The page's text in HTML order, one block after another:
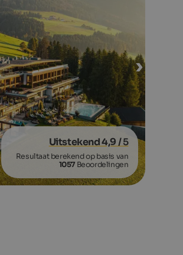
Uitstekend 4,9/ 5
Resultaat berekend op basis van
1057 Beoordelingen